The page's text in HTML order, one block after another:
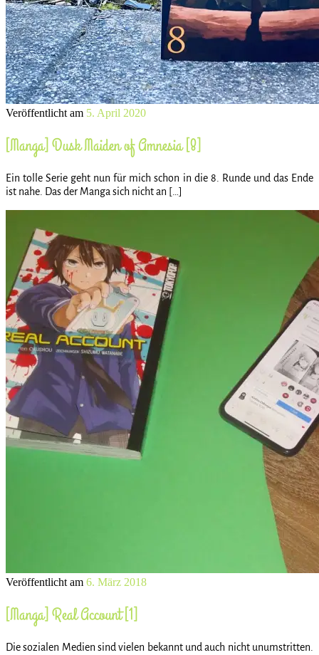
Veröffentlicht am 5. April 2020
[Manga] Dusk Maiden of Amnesia [8]
Ein tolle Serie geht nun für mich schon in die 8. Runde und das Ende
ist nahe. Das der Manga sich nicht an […]
Veröffentlicht am 6. März 2018
[Manga] Real Account [1]
Die sozialen Medien sind vielen bekannt und auch nicht unumstritten.